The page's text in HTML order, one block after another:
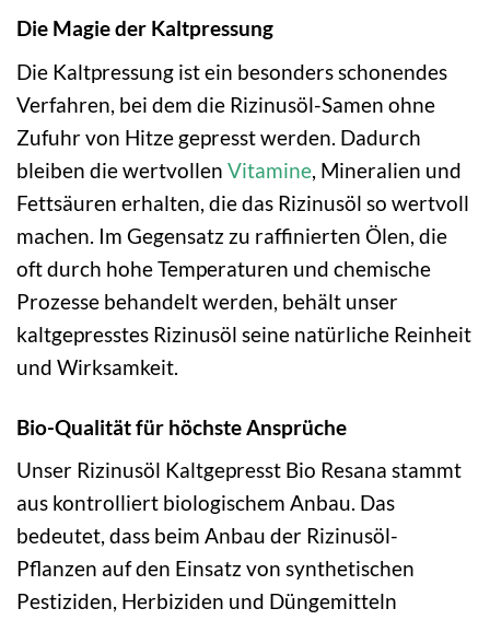
Die Magie der Kaltpressung
Die Kaltpressung ist ein besonders schonendes
Verfahren, bei dem die Rizinusöl-Samen ohne
Zufuhr von Hitze gepresst werden. Dadurch
bleiben die wertvollen Vitamine , Mineralien und
Fettsäuren erhalten, die das Rizinusöl so wertvoll
machen. Im Gegensatz zu raffinierten Ölen, die
oft durch hohe Temperaturen und chemische
Prozesse behandelt werden, behält unser
kaltgepresstes Rizinusöl seine natürliche Reinheit
und Wirksamkeit.
Bio-Qualität für höchste Ansprüche
Unser Rizinusöl Kaltgepresst Bio Resana stammt
aus kontrolliert biologischem Anbau. Das
bedeutet, dass beim Anbau der Rizinusöl-
Pflanzen auf den Einsatz von synthetischen
Pestiziden, Herbiziden und Düngemitteln